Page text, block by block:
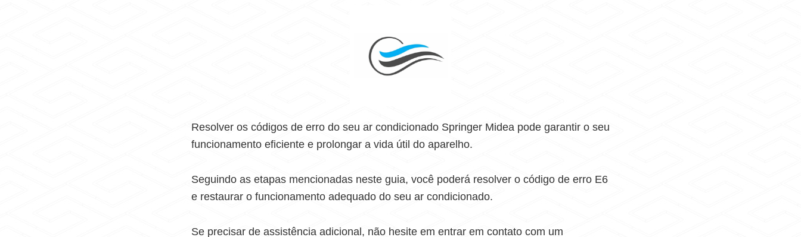
Resolver os códigos de erro do seu ar condicionado Springer Midea pode garantir o seu
funcionamento eficiente e prolongar a vida útil do aparelho.
Seguindo as etapas mencionadas neste guia, você poderá resolver o código de erro E6
e restaurar o funcionamento adequado do seu ar condicionado.
Se precisar de assistência adicional, não hesite em entrar em contato com um